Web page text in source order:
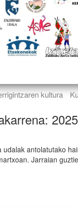
kultura
udalak antolatutako
Jarraian